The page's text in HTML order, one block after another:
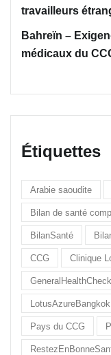
travailleurs
Bahreïn –
médicaux du
Étiquettes
Arabie saoudite
Bilan de santé
BilanSanté
CCG Clinique
LotusAzureBangkok
Pays du CCG